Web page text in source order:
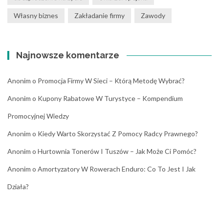
Własny biznes Zakładanie firmy Zawody
Najnowsze komentarze
Anonim o Promocja Firmy W Sieci – Którą Metodę Wybrać?
Anonim o Kupony Rabatowe W Turystyce – Kompendium
Promocyjnej Wiedzy
Anonim o Kiedy Warto Skorzystać Z Pomocy Radcy Prawnego?
Anonim o Hurtownia Tonerów I Tuszów – Jak Może Ci Pomóc?
Anonim o Amortyzatory W Rowerach Enduro: Co To Jest I Jak
Działa?